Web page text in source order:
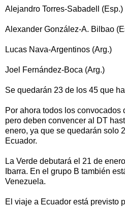
Alejandro Torres-Sabadell (Esp.)
Alexander González-A. Bilbao
Lucas Nava-Argentinos (Arg.)
Joel Fernández-Boca (Arg.)
Se quedarán 23 de los 45 que
Por ahora todos los convocados
pero deben convencer al DT
enero, ya que se quedarán solo
Ecuador.
La Verde debutará el 21 de
Ibarra. En el grupo B también
Venezuela.
El viaje a Ecuador está previsto